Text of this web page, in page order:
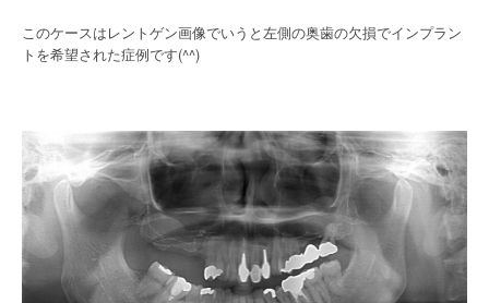
このケースはレントゲン画像でいうと左側の奥歯の欠損でインプラン
トを希望された症例です(^^)